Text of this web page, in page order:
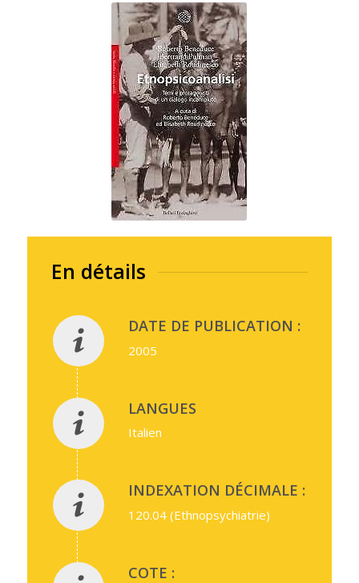
En détails
DATE DE PUBLICATION :
2005
LANGUES
Italien
INDEXATION DÉCIMALE :
120.04 (Ethnopsychiatrie)
COTE :